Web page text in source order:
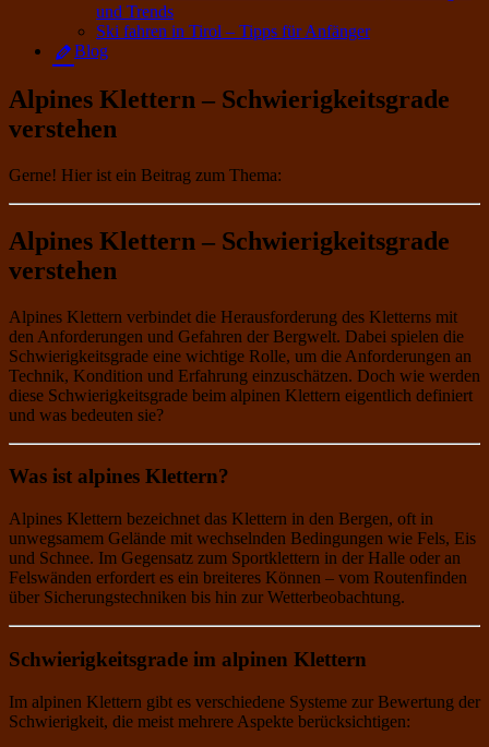
und Trends
Ski fahren in Tirol – Tipps für Anfänger
Blog
Alpines Klettern – Schwierigkeitsgrade
verstehen
Gerne! Hier ist ein Beitrag zum Thema:
Alpines Klettern – Schwierigkeitsgrade
verstehen
Alpines Klettern verbindet die Herausforderung des Kletterns mit
den Anforderungen und Gefahren der Bergwelt. Dabei spielen die
Schwierigkeitsgrade eine wichtige Rolle, um die Anforderungen an
Technik, Kondition und Erfahrung einzuschätzen. Doch wie werden
diese Schwierigkeitsgrade beim alpinen Klettern eigentlich definiert
und was bedeuten sie?
Was ist alpines Klettern?
Alpines Klettern bezeichnet das Klettern in den Bergen, oft in
unwegsamem Gelände mit wechselnden Bedingungen wie Fels, Eis
und Schnee. Im Gegensatz zum Sportklettern in der Halle oder an
Felswänden erfordert es ein breiteres Können – vom Routenfinden
über Sicherungstechniken bis hin zur Wetterbeobachtung.
Schwierigkeitsgrade im alpinen Klettern
Im alpinen Klettern gibt es verschiedene Systeme zur Bewertung der
Schwierigkeit, die meist mehrere Aspekte berücksichtigen: